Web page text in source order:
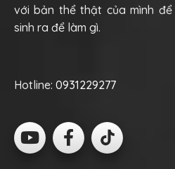
với bản thể thật của mình để
sinh ra để làm gì.
Hotline: 0931229277